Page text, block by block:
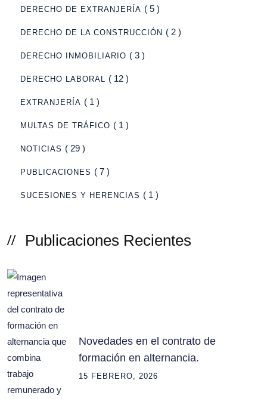
DERECHO DE EXTRANJERÍA ( 5 )
DERECHO DE LA CONSTRUCCIÓN ( 2 )
DERECHO INMOBILIARIO ( 3 )
DERECHO LABORAL ( 12 )
EXTRANJERÍA ( 1 )
MULTAS DE TRÁFICO ( 1 )
NOTICIAS ( 29 )
PUBLICACIONES ( 7 )
SUCESIONES Y HERENCIAS ( 1 )
Publicaciones Recientes
Novedades en el contrato de
formación en alternancia.
15 FEBRERO, 2026